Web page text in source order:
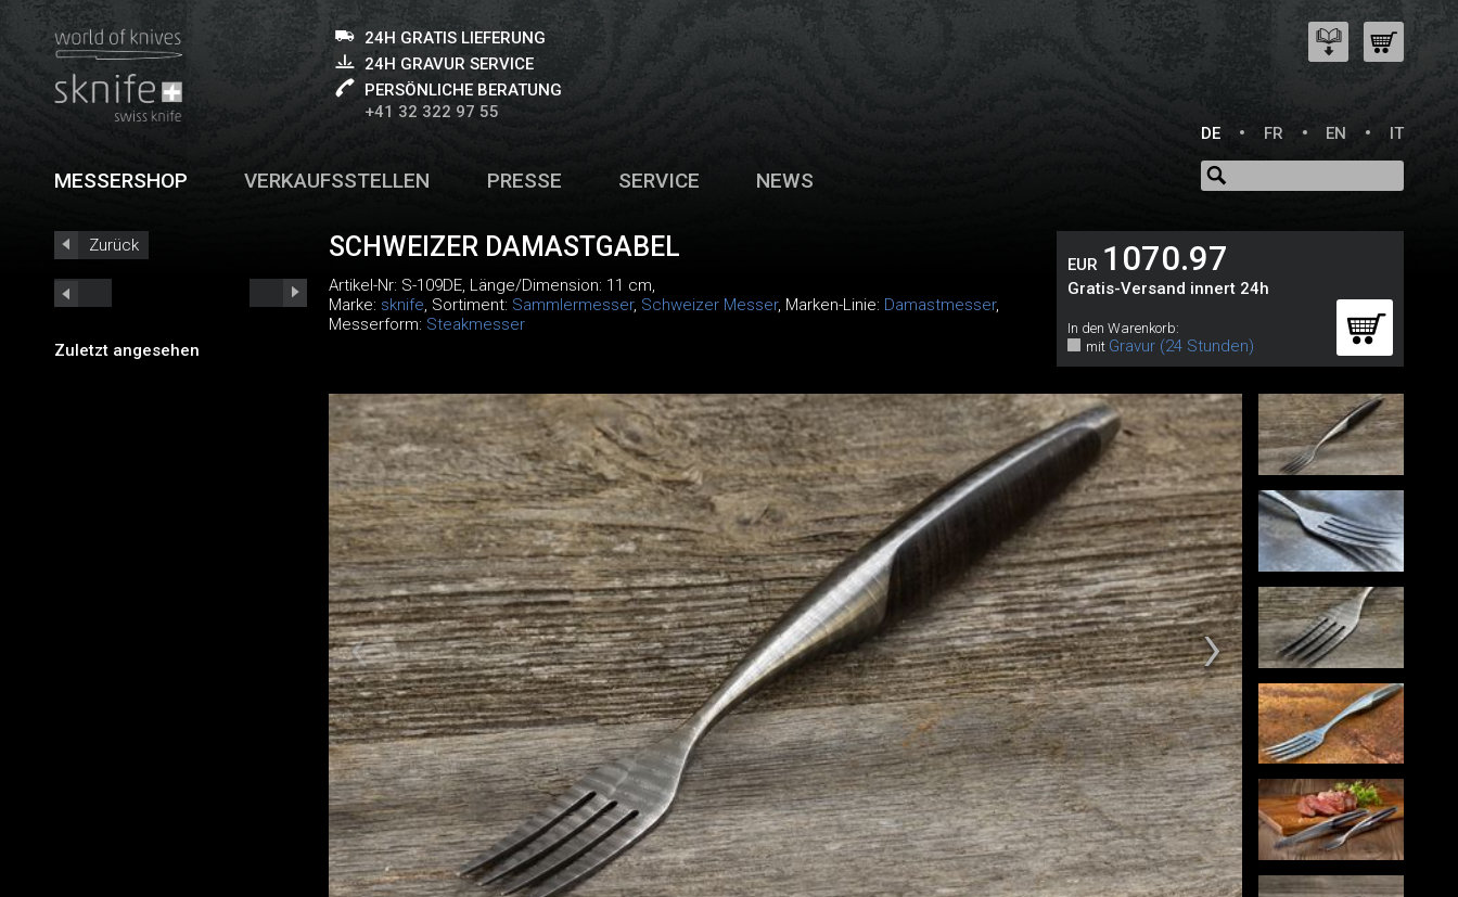
24H GRATIS LIEFERUNG
24H GRAVUR SERVICE
PERSÖNLICHE BERATUNG
+41 32 322 97 55
DE
FR EN IT
MESSERSHOP VERKAUFSSTELLEN PRESSE SERVICE NEWS
Zurück
Zuletzt angesehen
SCHWEIZER DAMASTGABEL
Artikel-Nr: S-109DE, Länge/Dimension: 11 cm,
Marke: sknife, Sortiment: Sammlermesser, Schweizer Messer, Marken-Linie: Damastmesser,
Messerform: Steakmesser
EUR 1070.97
Gratis-Versand innert 24h
In den Warenkorb:
mit Gravur (24 Stunden)